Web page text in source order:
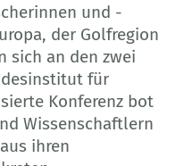
und -
der Golfregion
sich an den zwei
für
Konferenz bot
Wissenschaftlern
ihren